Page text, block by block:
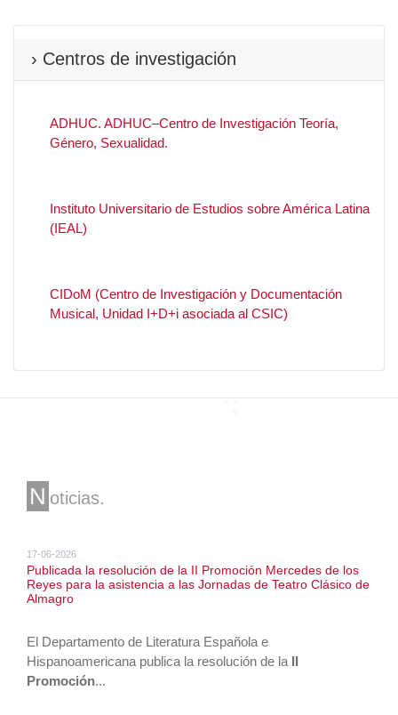
› Centros de investigación
ADHUC. ADHUC–Centro de Investigación Teoría,
Género, Sexualidad.
Instituto Universitario de Estudios sobre América Latina
(IEAL)
CIDoM (Centro de Investigación y Documentación
Musical, Unidad I+D+i asociada al CSIC)
N oticias
17-06-2026
Publicada la resolución de la II Promoción Mercedes de los
Reyes para la asistencia a las Jornadas de Teatro Clásico de
Almagro
El Departamento de Literatura Española e
Hispanoamericana publica la resolución de la II
Promoción...